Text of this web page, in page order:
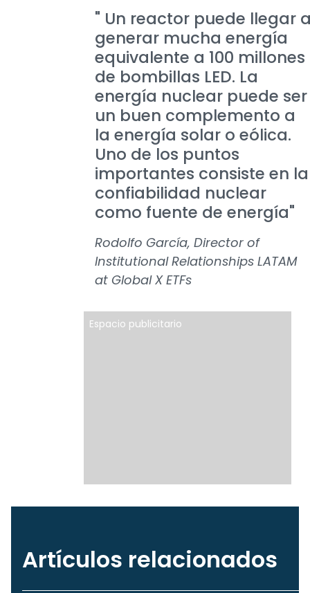
" Un reactor puede llegar
generar mucha energía
equivalente a 100 millones
de bombillas LED. La
energía nuclear puede ser
un buen complemento a
la energía solar o eólica.
Uno de los puntos
importantes consiste en la
confiabilidad nuclear
como fuente de energía"
Rodolfo García, Director of
Institutional Relationships LATAM
at Global X ETFs
Espacio publicitario
Artículos relacionados